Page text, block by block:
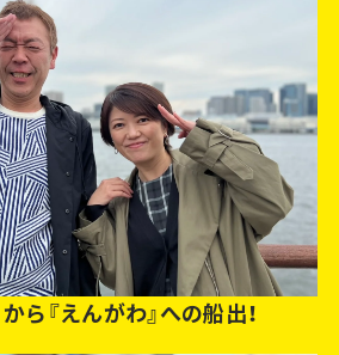
ら『えんがわ』への船出！